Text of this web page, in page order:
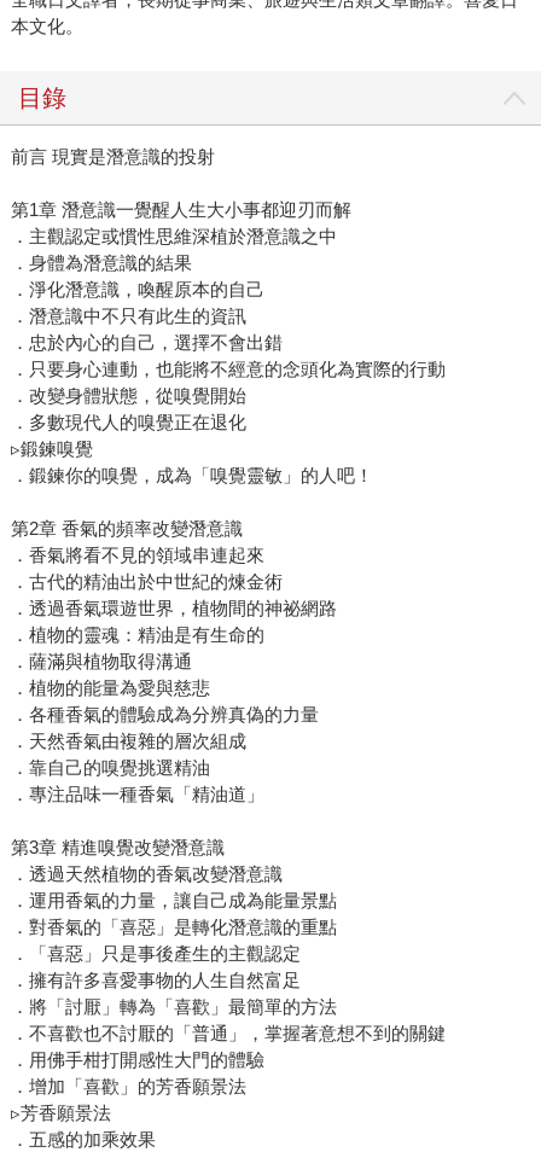
本文化。
目錄
前言 現實是潛意識的投射
第1章 潛意識一覺醒人生大小事都迎刃而解
．主觀認定或慣性思維深植於潛意識之中
．身體為潛意識的結果
．淨化潛意識，喚醒原本的自己
．潛意識中不只有此生的資訊
．忠於內心的自己，選擇不會出錯
．只要身心連動，也能將不經意的念頭化為實際的行動
．改變身體狀態，從嗅覺開始
．多數現代人的嗅覺正在退化
▹鍛鍊嗅覺
．鍛鍊你的嗅覺，成為「嗅覺靈敏」的人吧！
第2章 香氣的頻率改變潛意識
．香氣將看不見的領域串連起來
．古代的精油出於中世紀的煉金術
．透過香氣環遊世界，植物間的神祕網路
．植物的靈魂：精油是有生命的
．薩滿與植物取得溝通
．植物的能量為愛與慈悲
．各種香氣的體驗成為分辨真偽的力量
．天然香氣由複雜的層次組成
．靠自己的嗅覺挑選精油
．專注品味一種香氣「精油道」
第3章 精進嗅覺改變潛意識
．透過天然植物的香氣改變潛意識
．運用香氣的力量，讓自己成為能量景點
．對香氣的「喜惡」是轉化潛意識的重點
．「喜惡」只是事後產生的主觀認定
．擁有許多喜愛事物的人生自然富足
．將「討厭」轉為「喜歡」最簡單的方法
．不喜歡也不討厭的「普通」，掌握著意想不到的關鍵
．用佛手柑打開感性大門的體驗
．增加「喜歡」的芳香願景法
▹芳香願景法
．五感的加乘效果